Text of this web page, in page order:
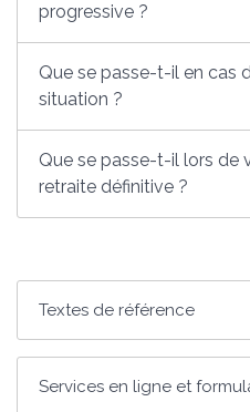
progressive ?
Que se passe-t-il en cas
situation ?
Que se passe-t-il lors de
retraite définitive ?
Textes de référence
Services en ligne et